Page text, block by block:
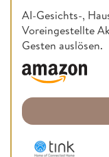
AI-Gesichts-,
Voreingestellte
Gesten auslösen.